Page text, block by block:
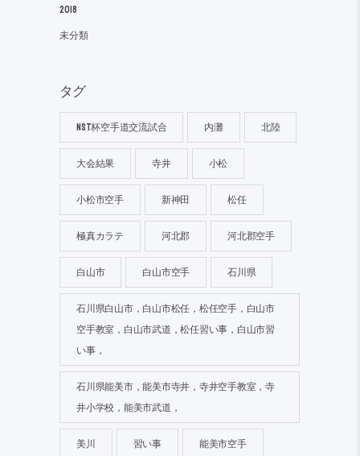
2018
未分類
タグ
NST杯空手道交流試合 内灘 北陸
大会結果 寺井 小松
小松市空手 新神田 松任
極真カラテ 河北郡 河北郡空手
白山市 白山市空手 石川県
石川県白山市，白山市松任，松任空手，白山市
空手教室，白山市武道，松任習い事，白山市習
い事，
石川県能美市，能美市寺井，寺井空手教室，寺
井小学校，能美市武道，
美川 習い事 能美市空手